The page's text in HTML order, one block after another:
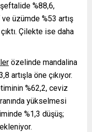
%88,6,
üzümde %53 artış
Çilekte ise daha
özelinde mandalina
artışla öne çıkıyor.
%62,2, ceviz
yükselmesi
%1,3 düşüş;